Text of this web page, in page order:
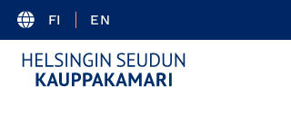
FI EN